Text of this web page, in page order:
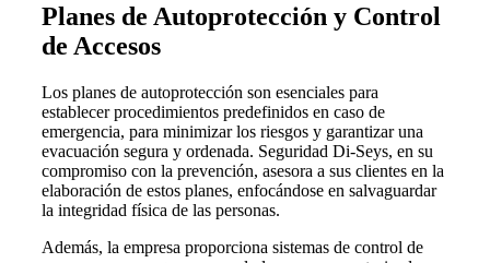
Planes de Autoprotección y Control
de Accesos
Los planes de autoprotección son esenciales para
establecer procedimientos predefinidos en caso de
emergencia, para minimizar los riesgos y garantizar una
evacuación segura y ordenada. Seguridad Di-Seys, en su
compromiso con la prevención, asesora a sus clientes en la
elaboración de estos planes, enfocándose en salvaguardar
la integridad física de las personas.
Además, la empresa proporciona sistemas de control de